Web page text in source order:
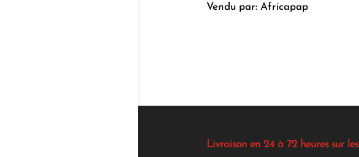
Vendu par: Africapap
Livraison en 24 à 72 heures sur